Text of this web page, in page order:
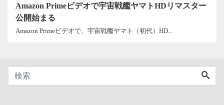
Amazon Primeビデオで宇宙戦艦ヤマトHDリマスター
公開始まる
Amazon Primeビデオで、宇宙戦艦ヤマト（初代）HD...